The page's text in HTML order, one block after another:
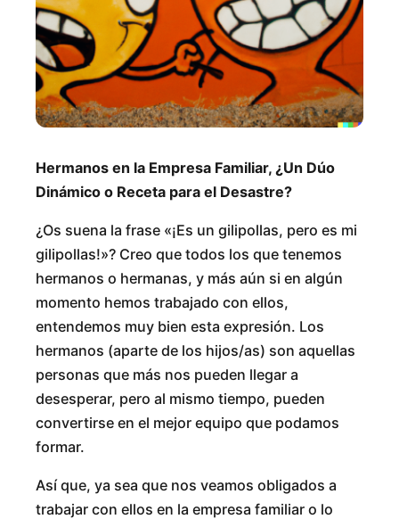
Hermanos en la Empresa Familiar, ¿Un Dúo
Dinámico o Receta para el Desastre?
¿Os suena la frase «¡Es un gilipollas, pero es mi
gilipollas!»? Creo que todos los que tenemos
hermanos o hermanas, y más aún si en algún
momento hemos trabajado con ellos,
entendemos muy bien esta expresión. Los
hermanos (aparte de los hijos/as) son aquellas
personas que más nos pueden llegar a
desesperar, pero al mismo tiempo, pueden
convertirse en el mejor equipo que podamos
formar.
Así que, ya sea que nos veamos obligados a
trabajar con ellos en la empresa familiar o lo